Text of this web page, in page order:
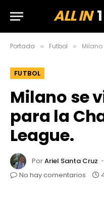
ALL IN
Portada » Futbol » Milano
FUTBOL
Milano se
para la
League.
PorAriel Santa Cruz
No hay comentarios